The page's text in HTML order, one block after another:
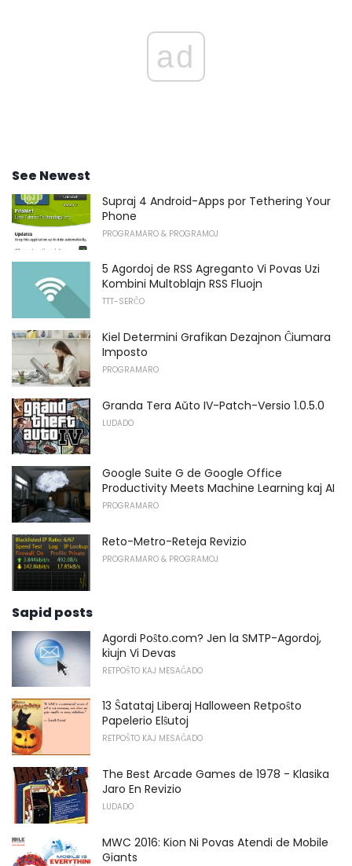
ad
See Newest
Supraj 4 Android-Apps por Tethering Your
Phone
PROGRAMARO & PROGRAMOJ
5 Agordoj de RSS Agreganto Vi Povas Uzi
Kombini Multoblajn RSS Fluojn
TTT-SERĈO
Kiel Determini Grafikan Dezajnon Ĉiumara
Imposto
PROGRAMARO
Granda Tera Aŭto IV-Patch-Versio 1.0.5.0
LUDADO
Google Suite G de Google Office
Productivity Meets Machine Learning kaj AI
PROGRAMARO
Reto-Metro-Reteja Revizio
PROGRAMARO & PROGRAMOJ
Sapid posts
Agordi Poŝto.com? Jen la SMTP-Agordoj,
kiujn Vi Devas
RETPOŜTO KAJ MESAĜADO
13 Ŝatataj Liberaj Halloween Retpoŝto
Papelerio Elŝutoj
RETPOŜTO KAJ MESAĜADO
The Best Arcade Games de 1978 - Klasika
Jaro En Revizio
LUDADO
MWC 2016: Kion Ni Povas Atendi de Mobile
Giants